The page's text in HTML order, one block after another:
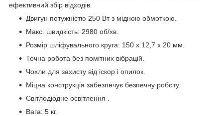
ефективний збір відходів.
Двигун потужністю 250 Вт з мідною обмоткою.
Макс. швидкість: 2980 об/хв.
Розмір шліфувального круга: 150 х 12,7 х 20 мм.
Точна робота без помітних вібрацій.
Чохли для захисту від іскор і опилок.
Міцна конструкція забезпечує безпечну роботу.
Світлодіодне освітлення .
Вага: 5 кг.